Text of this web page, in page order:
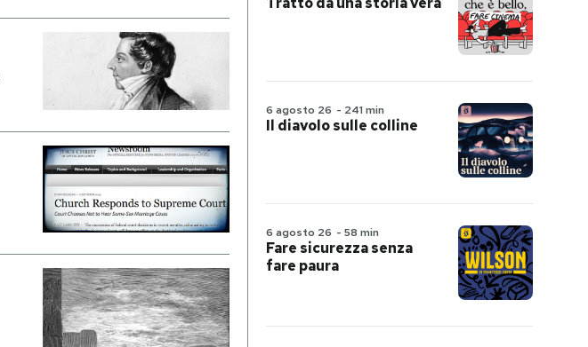
6 agosto 26 - 241 min
Il diavolo sulle colline
6 agosto 26 - 58 min
Fare sicurezza senza
fare paura